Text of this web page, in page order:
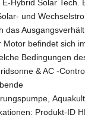
Hybrid Solar Tech.
und
das
befindet sich
Bedingungen
& AC -
Produkt-ID